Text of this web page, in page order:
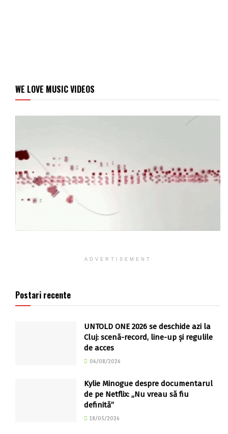
WE LOVE MUSIC VIDEOS
ADVERTISEMENT
Postari recente
UNTOLD ONE 2026 se deschide azi la
Cluj: scenă-record, line-up și regulile
de acces
06/08/2026
Kylie Minogue despre documentarul
de pe Netflix: „Nu vreau să fiu
definită”
18/05/2026